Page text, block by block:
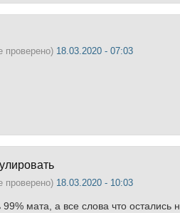
18.03.2020 - 07:03
проверено) 18.03.2020 - 10:03
мата, а все слова что остались